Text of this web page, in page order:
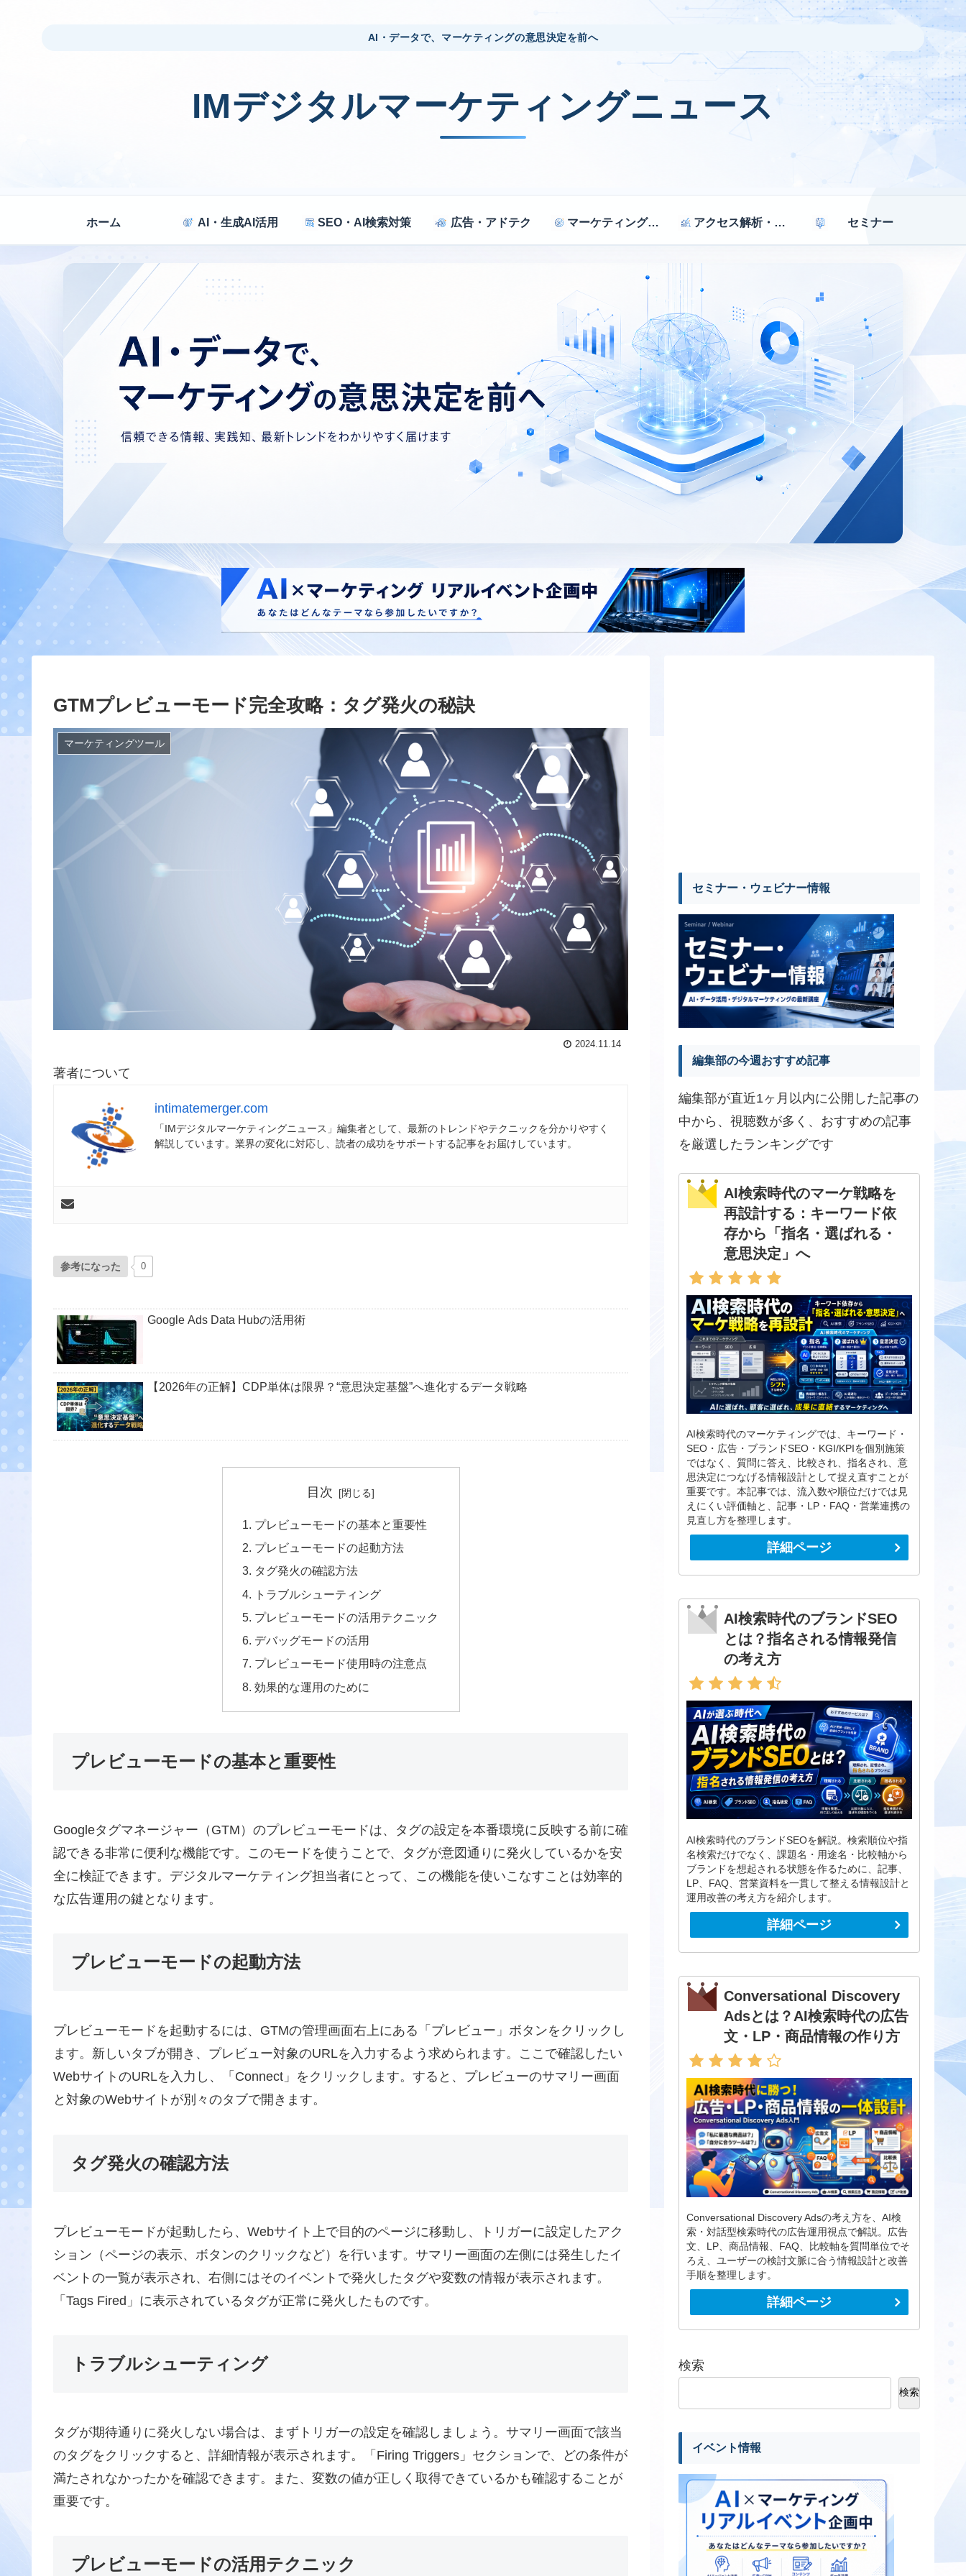
AI・データで、マーケティングの意思決定を前へ
IMデジタルマーケティングニュース
ホーム AI・生成AI活用 SEO・AI検索対策 広告・アドテク マーケティング戦略 アクセス解析・効果測定 セミナー
GTMプレビューモード完全攻略：タグ発火の秘訣
マーケティングツール
2024.11.14
著者について
intimatemerger.com
「IMデジタルマーケティングニュース」編集者として、最新のトレンドやテクニックを分かりやすく
解説しています。業界の変化に対応し、読者の成功をサポートする記事をお届けしています。
参考になった 0
Google Ads Data Hubの活用術
【2026年の正解】CDP単体は限界？“意思決定基盤”へ進化するデータ戦略
目次
プレビューモードの基本と重要性
プレビューモードの起動方法
タグ発火の確認方法
トラブルシューティング
プレビューモードの活用テクニック
デバッグモードの活用
プレビューモード使用時の注意点
効果的な運用のために
プレビューモードの基本と重要性
Googleタグマネージャー（GTM）のプレビューモードは、タグの設定を本番環境に反映する前に確
認できる非常に便利な機能です。このモードを使うことで、タグが意図通りに発火しているかを安
全に検証できます。デジタルマーケティング担当者にとって、この機能を使いこなすことは効率的
な広告運用の鍵となります。
プレビューモードの起動方法
プレビューモードを起動するには、GTMの管理画面右上にある「プレビュー」ボタンをクリックし
ます。新しいタブが開き、プレビュー対象のURLを入力するよう求められます。ここで確認したい
WebサイトのURLを入力し、「Connect」をクリックします。すると、プレビューのサマリー画面
と対象のWebサイトが別々のタブで開きます。
タグ発火の確認方法
プレビューモードが起動したら、Webサイト上で目的のページに移動し、トリガーに設定したアク
ション（ページの表示、ボタンのクリックなど）を行います。サマリー画面の左側には発生したイ
ベントの一覧が表示され、右側にはそのイベントで発火したタグや変数の情報が表示されます。
「Tags Fired」に表示されているタグが正常に発火したものです。
トラブルシューティング
タグが期待通りに発火しない場合は、まずトリガーの設定を確認しましょう。サマリー画面で該当
のタグをクリックすると、詳細情報が表示されます。「Firing Triggers」セクションで、どの条件が
満たされなかったかを確認できます。また、変数の値が正しく取得できているかも確認することが
重要です。
プレビューモードの活用テクニック
セミナー・ウェビナー情報
編集部の今週おすすめ記事
編集部が直近1ヶ月以内に公開した記事の
中から、視聴数が多く、おすすめの記事
を厳選したランキングです
AI検索時代のマーケ戦略を
再設計する：キーワード依
存から「指名・選ばれる・
意思決定」へ
AI検索時代のマーケティングでは、キーワード・
SEO・広告・ブランドSEO・KGI/KPIを個別施策
ではなく、質問に答え、比較され、指名され、意
思決定につなげる情報設計として捉え直すことが
重要です。本記事では、流入数や順位だけでは見
えにくい評価軸と、記事・LP・FAQ・営業連携の
見直し方を整理します。
詳細ページ
AI検索時代のブランドSEO
とは？指名される情報発信
の考え方
AI検索時代のブランドSEOを解説。検索順位や指
名検索だけでなく、課題名・用途名・比較軸から
ブランドを想起される状態を作るために、記事、
LP、FAQ、営業資料を一貫して整える情報設計と
運用改善の考え方を紹介します。
詳細ページ
Conversational Discovery
Adsとは？AI検索時代の広告
文・LP・商品情報の作り方
Conversational Discovery Adsの考え方を、AI検
索・対話型検索時代の広告運用視点で解説。広告
文、LP、商品情報、FAQ、比較軸を質問単位でそ
ろえ、ユーザーの検討文脈に合う情報設計と改善
手順を整理します。
詳細ページ
検索
検索
イベント情報